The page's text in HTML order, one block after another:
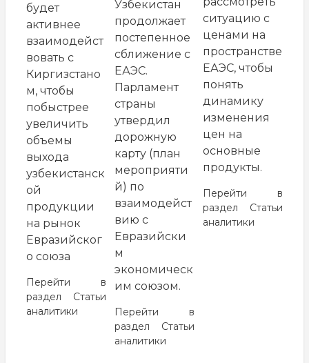
будет
активнее
взаимодейст
вовать с
Киргизстано
м, чтобы
побыстрее
увеличить
объемы
выхода
узбекистанск
ой
продукции
на рынок
Евразийског
о союза
Перейти в
раздел Статьи
аналитики
Узбекистан
продолжает
постепенное
сближение с
ЕАЭС.
Парламент
страны
утвердил
дорожную
карту (план
мероприяти
й) по
взаимодейст
вию с
Евразийски
м
экономическ
им союзом.
Перейти в
раздел Статьи
аналитики
ситуацию с
ценами на
пространстве
ЕАЭС, чтобы
понять
динамику
изменения
цен на
основные
продукты.
Перейти в
раздел Статьи
аналитики